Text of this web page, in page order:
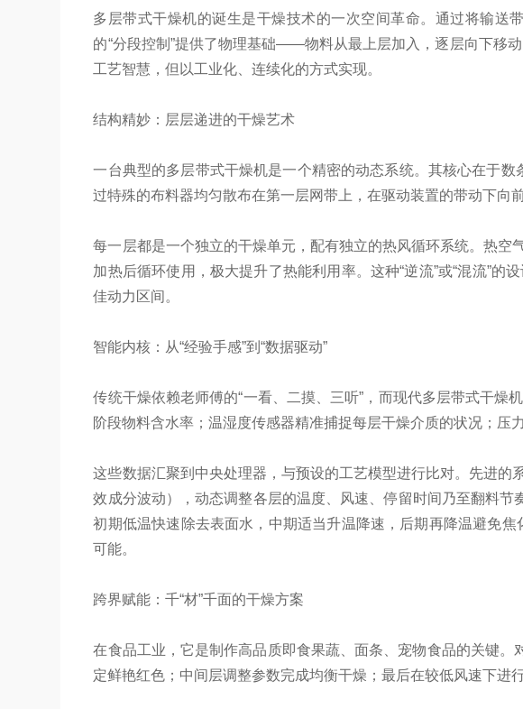
多层带式干燥机的诞生是干燥技术的一次空间革命。通过将输送
的“分段控制”提供了物理基础——物料从最上层加入，逐层向下移
工艺智慧，但以工业化、连续化的方式实现。
结构精妙：层层递进的干燥艺术
一台典型的多层带式干燥机是一个精密的动态系统。其核心在于
过特殊的布料器均匀散布在第一层网带上，在驱动装置的带动下向
每一层都是一个独立的干燥单元，配有独立的热风循环系统。热
加热后循环使用，极大提升了热能利用率。这种“逆流”或“混流”
佳动力区间。
智能内核：从“经验手感”到“数据驱动”
传统干燥依赖老师傅的“一看、二摸、三听”，而现代多层带式干
阶段物料含水率；温湿度传感器精准捕捉每层干燥介质的状况；压
这些数据汇聚到中央处理器，与预设的工艺模型进行比对。先进
效成分波动），动态调整各层的温度、风速、停留时间乃至翻料节
初期低温快速除去表面水，中期适当升温降速，后期再降温避免
可能。
跨界赋能：千“材”千面的干燥方案
在食品工业，它是制作高品质即食果蔬、面条、宠物食品的关键
定鲜艳红色；中间层调整参数完成均衡干燥；最后在较低风速下进